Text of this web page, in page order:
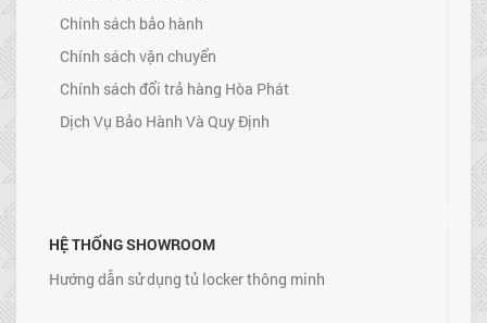
Chính sách bảo hành
Chính sách vận chuyển
Chính sách đổi trả hàng Hòa Phát
Dịch Vụ Bảo Hành Và Quy Định
HỆ THỐNG SHOWROOM
Hướng dẫn sử dụng tủ locker thông minh